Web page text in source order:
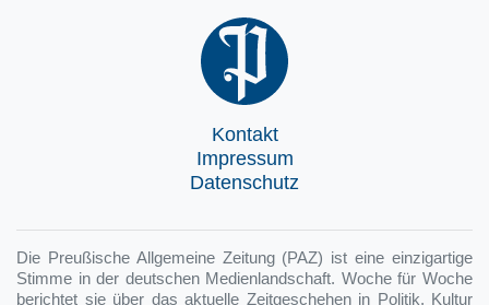
Kontakt
Impressum
Datenschutz
Die Preußische Allgemeine Zeitung (PAZ) ist eine einzigartige
Stimme in der deutschen Medienlandschaft. Woche für Woche
berichtet sie über das aktuelle Zeitgeschehen in Politik, Kultur